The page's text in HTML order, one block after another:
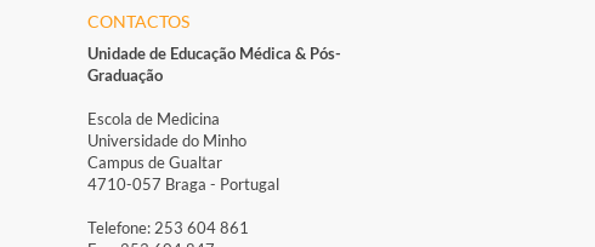
CONTACTOS
Unidade de Educação Médica & Pós-
Graduação
Escola de Medicina
Universidade do Minho
Campus de Gualtar
4710-057 Braga - Portugal
Telefone: 253 604 861